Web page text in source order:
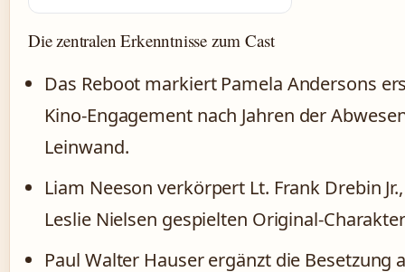
Die zentralen Erkenntnisse zum Cast
Das Reboot markiert Pamela Andersons
Kino-Engagement nach Jahren der
Leinwand.
Liam Neeson verkörpert Lt. Frank Drebin
Leslie Nielsen gespielten Original-
Paul Walter Hauser ergänzt die Besetzung